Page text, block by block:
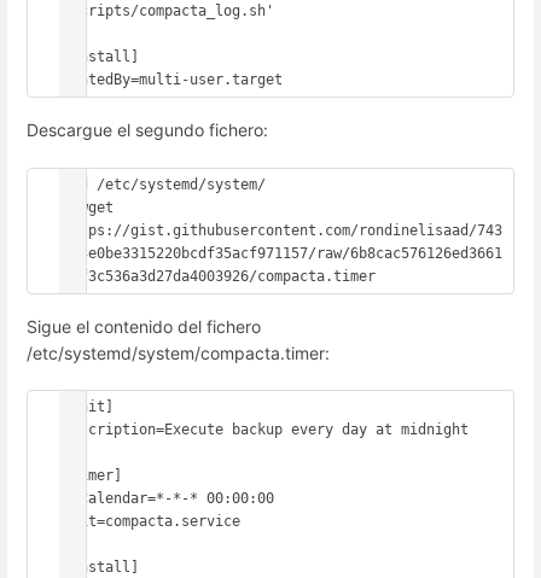
/scripts/compacta_log.sh'
[Install]
WantedBy=multi-user.target
Descargue el segundo fichero:
#cd /etc/systemd/system/
# wget
https://gist.githubusercontent.com/rondinelisaad/743
813e0be3315220bcdf35acf971157/raw/6b8cac576126ed3661
20f3c536a3d27da4003926/compacta.timer
Sigue el contenido del fichero
/etc/systemd/system/compacta.timer:
[Unit]
Description=Execute backup every day at midnight
[Timer]
OnCalendar=*-*-* 00:00:00
Unit=compacta.service
[Install]